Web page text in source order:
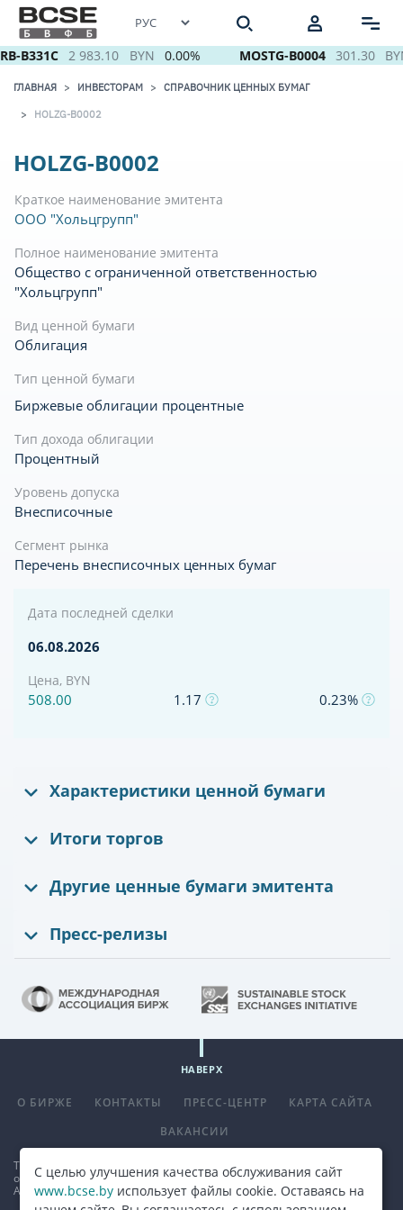
B331C 2 983.10 BYN 0.00% MOSTG-B0004 301.30
ГЛАВНАЯ ИНВЕСТОРАМ СПРАВОЧНИК ЦЕННЫХ БУМАГ
HOLZG-B0002
HOLZG-B0002
Краткое наименование эмитента
ООО "Хольцгрупп"
Полное наименование эмитента
Общество с ограниченной ответственностью
"Хольцгрупп"
Вид ценной бумаги
Облигация
Тип ценной бумаги
Биржевые облигации процентные
Тип дохода облигации
Процентный
Уровень допуска
Внесписочные
Сегмент рынка
Перечень внесписочных ценных бумаг
Дата последней сделки
06.08.2026
Цена, BYN
508.00 1.17 0.23%
Характеристики ценной бумаги
Итоги торгов
Другие ценные бумаги эмитента
Пресс-релизы
О БИРЖЕ КОНТАКТЫ ПРЕСС-ЦЕНТР
КАРТА САЙТА
ВАКАНСИИ
Телефон +375 (17) 390 14 70
. E-mail:
office@bcse.by .
Адрес: 220013 г. Минск ул. Сурганова д. 48а.Карта проезда
НАВЕРХ
С целью улучшения качества обслуживания сайт
www.bcse.by использует файлы cookie. Оставаясь на